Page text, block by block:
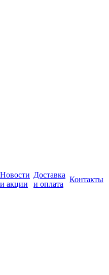
Новости
и акции
Доставка
и оплата
Контакты